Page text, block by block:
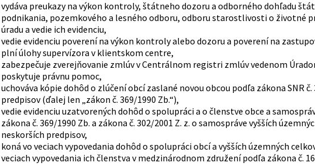
vydáva preukazy na výkon kontroly, štátneho dozoru a odborného dohľadu
podnikania, pozemkového a lesného odboru, odboru starostlivosti o životné
úradu a vedie ich evidenciu,
vedie evidenciu poverení na výkon kontroly alebo dozoru a poverení na
plní úlohy supervízora v klientskom centre,
zabezpečuje zverejňovanie zmlúv v Centrálnom registri zmlúv vedenom
poskytuje právnu pomoc,
uchováva kópie dohôd o zlúčení obcí zaslané novou obcou podľa zákona SNR
predpisov (ďalej len „zákon č. 369/1990 Zb.“),
vedie evidenciu uzatvorených dohôd o spolupráci a o členstve obce a
zákona č. 369/1990 Zb. a zákona č. 302/2001 Z. z. o samospráve vyšších
neskorších predpisov,
koná vo veciach vypovedania dohôd o spolupráci obcí a vyšších územných
veciach vypovedania ich členstva v medzinárodnom združení podľa zákona č.